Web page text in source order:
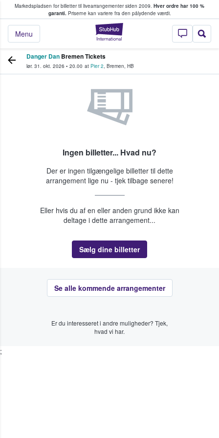
Markedspladsen for billetter til livearrangementer siden 2009. Hver ordre har 100 %
garanti.Priserne kan variere fra den pålydende værdi.
StubHub - Hvor
Menu
køber og sælger billetter
Danger Dan Bremen Tickets
lør. 31. okt. 2026 • 20.00 at Pier 2, Bremen, HB
Ingen billetter... Hvad nu?
Der er ingen tilgængelige billetter til dette
arrangement lige nu - tjek tilbage senere!
Eller hvis du af en eller anden grund ikke kan
deltage i dette arrangement...
Sælg dine billetter
Se alle kommende arrangementer
Er du interesseret i andre muligheder? Tjek,
hvad vi har.
;